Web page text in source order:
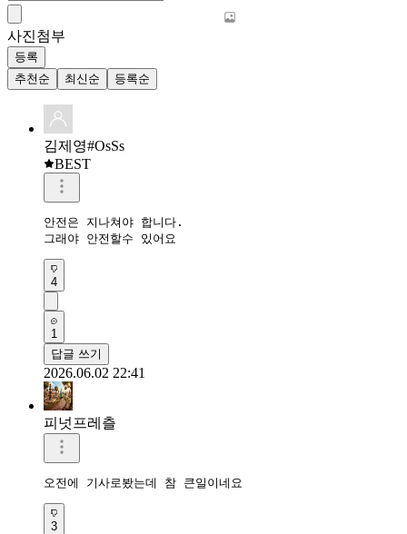
사진첨부
등록
추천순
최신순 등록순
김제영#OsSs
BEST
안전은 지나쳐야 합니다.
그래야 안전할수 있어요
4
1
답글 쓰기
2026.06.02 22:41
피넛프레츨
오전에 기사로봤는데 참 큰일이네요
3